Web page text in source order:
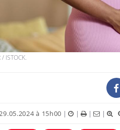
ISTOCK.
à 15h00 | | | |